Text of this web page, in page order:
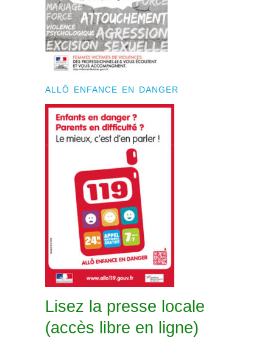
ALLÔ ENFANCE EN DANGER
Lisez la presse locale
(accès libre en ligne)